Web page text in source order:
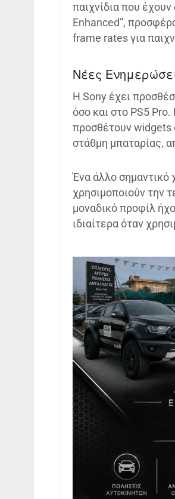
παιχνίδια που
Enhanced”,
frame rates για
Νέες
Η Sony έχει
όσο και στο PS5 Pro.
προσθέτουν widgets
στάθμη μπαταρίας,
Ένα άλλο σημαντικό
χρησιμοποιούν την
μοναδικό προφίλ
ιδιαίτερα όταν